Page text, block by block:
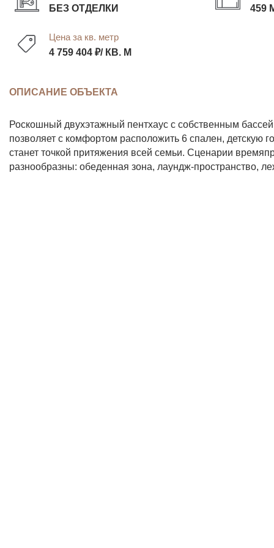
БЕЗ ОТДЕЛКИ 459
Цена за кв. метр
4 759 404 ₽/ КВ. М
ОПИСАНИЕ ОБЪЕКТА
Роскошный двухэтажный пентхаус с собственным
позволяет с комфортом расположить 6 спален, детскую
станет точкой притяжения всей семьи. Сценарии
разнообразны: обеденная зона, лаундж-пространство,